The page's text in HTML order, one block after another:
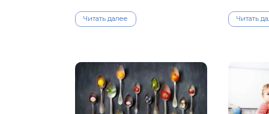
Читать далее Читать